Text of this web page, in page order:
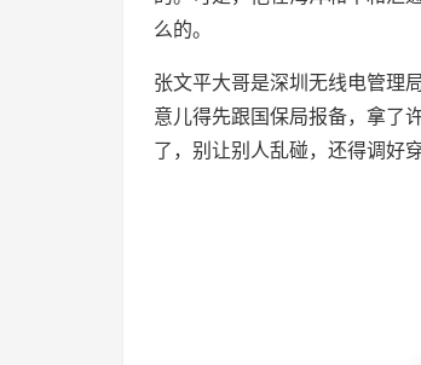
么的。
张文平大哥是深圳无线电管理
意儿得先跟国保局报备，拿了
了，别让别人乱碰，还得调好